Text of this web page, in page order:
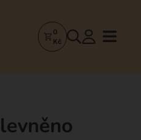
0
Kč